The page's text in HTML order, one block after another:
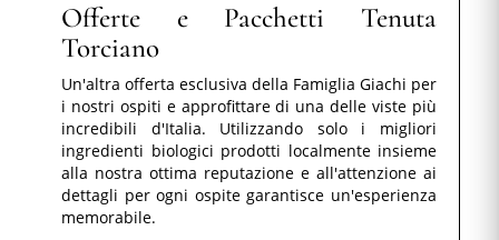
Offerte e Pacchetti Tenuta
Torciano
Un'altra offerta esclusiva della Famiglia Giachi per
i nostri ospiti e approfittare di una delle viste più
incredibili d'Italia. Utilizzando solo i migliori
ingredienti biologici prodotti localmente insieme
alla nostra ottima reputazione e all'attenzione ai
dettagli per ogni ospite garantisce un'esperienza
memorabile.